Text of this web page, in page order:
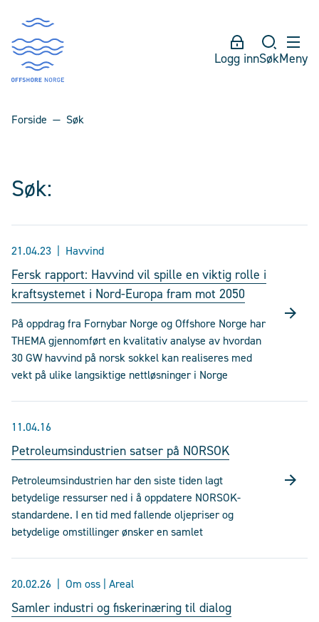
Logg innSøkMeny
Forside Søk
Søk:
21.04.23 Havvind
Fersk rapport: Havvind vil spille en viktig rolle i
kraftsystemet i Nord-Europa fram mot 2050
På oppdrag fra Fornybar Norge og Offshore Norge har
THEMA gjennomført en kvalitativ analyse av hvordan
30 GW havvind på norsk sokkel kan realiseres med
vekt på ulike langsiktige nettløsninger i Norge
11.04.16
Petroleumsindustrien satser på NORSOK
Petroleumsindustrien har den siste tiden lagt
betydelige ressurser ned i å oppdatere NORSOK-
standardene. I en tid med fallende oljepriser og
betydelige omstillinger ønsker en samlet
20.02.26 Om oss | Areal
Samler industri og fiskerinæring til dialog